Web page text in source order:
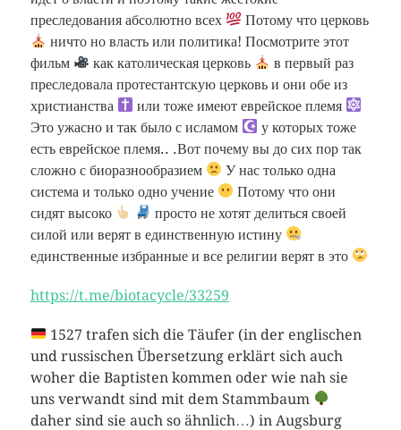
преследования абсолютно всех
Потому что церковь
ничто но власть или политика! Посмотрите этот
фильм
как католическая церковь
в первый раз
преследовала протестантскую церковь и они обе из
христианства
или тоже имеют еврейское племя
Это ужасно и так было с исламом
у которых тоже
есть еврейское племя.. .Вот почему вы до сих пор так
сложно с биоразнообразием
У нас только одна
система и только одно учение
Потому что они
сидят высоко
просто не хотят делиться своей
силой или верят в единственную истину
единственные избранные и все религии верят в это
https://t.me/biotacycle/33259
1527 trafen sich die Täufer (in der englischen
und russischen Übersetzung erklärt sich auch
woher die Baptisten kommen oder wie nah sie
uns verwandt sind mit dem Stammbaum
daher sind sie auch so ähnlich…) in Augsburg